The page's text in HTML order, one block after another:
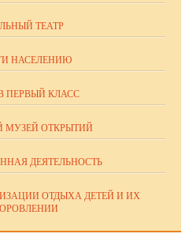
ТЕАТР
НАСЕЛЕНИЮ
ПЕРВЫЙ КЛАСС
МУЗЕЙ ОТКРЫТИЙ
ДЕЯТЕЛЬНОСТЬ
ОТДЫХА ДЕТЕЙ И ИХ